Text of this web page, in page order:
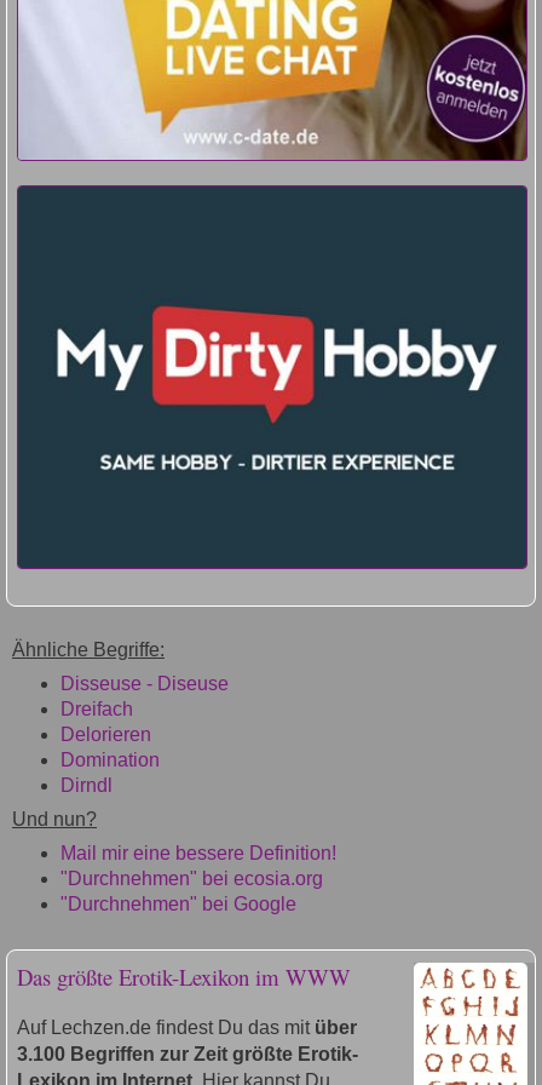
Ähnliche Begriffe:
Disseuse - Diseuse
Dreifach
Delorieren
Domination
Dirndl
Und nun?
Mail mir eine bessere Definition!
"Durchnehmen" bei ecosia.org
"Durchnehmen" bei Google
Das größte Erotik-Lexikon im WWW
Auf Lechzen.de findest Du das mit über
3.100 Begriffen zur Zeit größte Erotik-
Lexikon im Internet . Hier kannst Du